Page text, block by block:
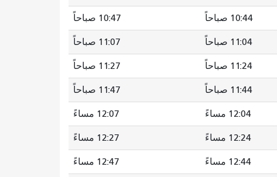
10:44 صباحاً 10:47 صباحاً
11:04 صباحاً 11:07 صباحاً
11:24 صباحاً 11:27 صباحاً
11:44 صباحاً 11:47 صباحاً
12:04 مساءً 12:07 مساءً
12:24 مساءً 12:27 مساءً
12:44 مساءً 12:47 مساءً